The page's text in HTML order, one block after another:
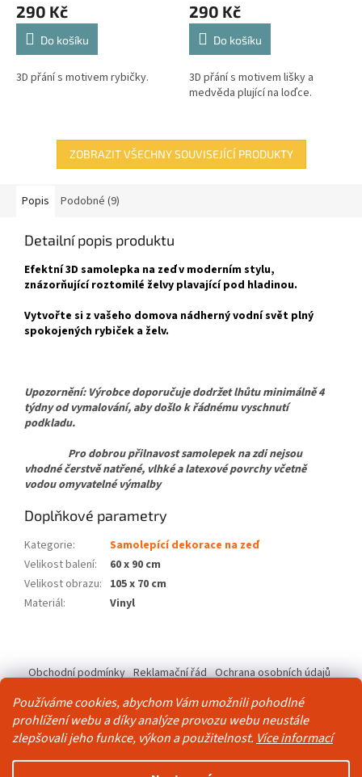
Používáme cookies, abychom Vám umožnili pohodlné
prohlížení webu a díky analýze provozu webu neustále
zlepšovali jeho funkce, výkon a použitelnost. Více informací
290 Kč
Do košíku
3D přání s motivem rybičky.
290 Kč
Do košíku
3D přání s motivem lišky a
medvěda plující na loďce.
ZOBRAZIT VŠECHNY SOUVISEJÍCÍ PRODUKTY
Popis Podobné (9)
Detailní popis produktu
Efektní 3D samolepka na zeď v moderním stylu,
znázorňující roztomilé želvy plavající pod hladinou.
Vytvořte si z vašeho domova nádherný vodní svět plný
spokojených rybiček a želv.
Upozornění: Výrobce doporučuje dodržet lhůtu minimálně 4
týdny od vymalování, aby došlo k řádnému vyschnutí
podkladu.
Pro dobrou přilnavost samolepek na zdi nejsou
vhodné čerstvě natřené, vlhké a latexové povrchy včetně
vodou omyvatelné výmalby
Doplňkové parametry
Kategorie:
Samolepící dekorace na zeď
Velikost balení:
60 x 90 cm
Velikost obrazu: 105 x 70 cm
Materiál: Vinyl
p
Obchodní podmínky Reklamační řád Ochrana osobních údajů